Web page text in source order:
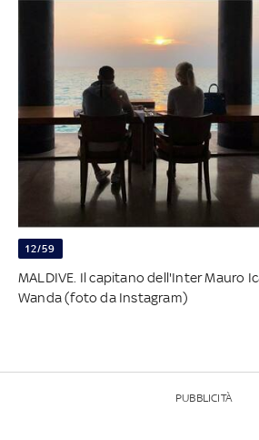
12/59
MALDIVE. Il capitano dell'Inter Mauro
Wanda (foto da Instagram)
PUBBLICITÀ